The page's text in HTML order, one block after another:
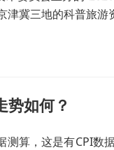
冀三地的科普旅游
势如何？
算，这是有CPI